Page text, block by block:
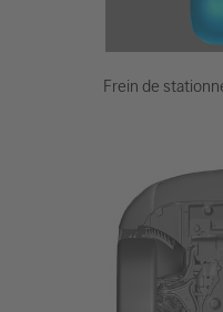
Frein de